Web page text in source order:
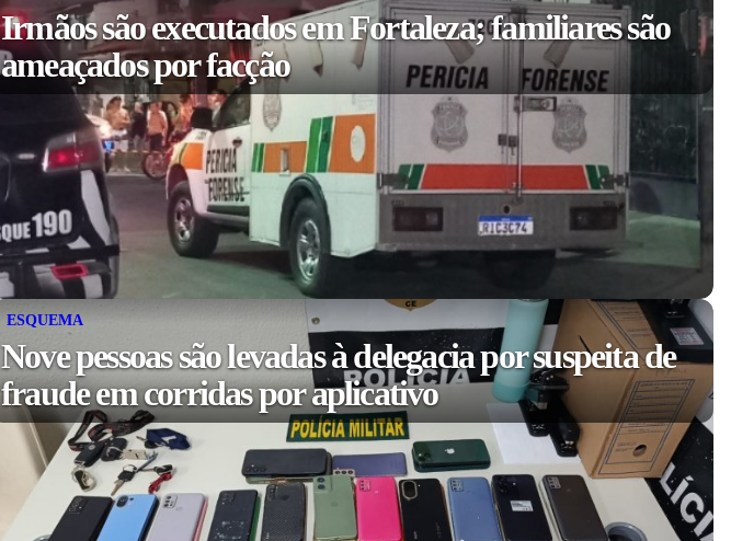
Irmãos são executados em Fortaleza; familiares são
ameaçados por facção
ESQUEMA
Nove pessoas são levadas à delegacia por suspeita de
fraude em corridas por aplicativo